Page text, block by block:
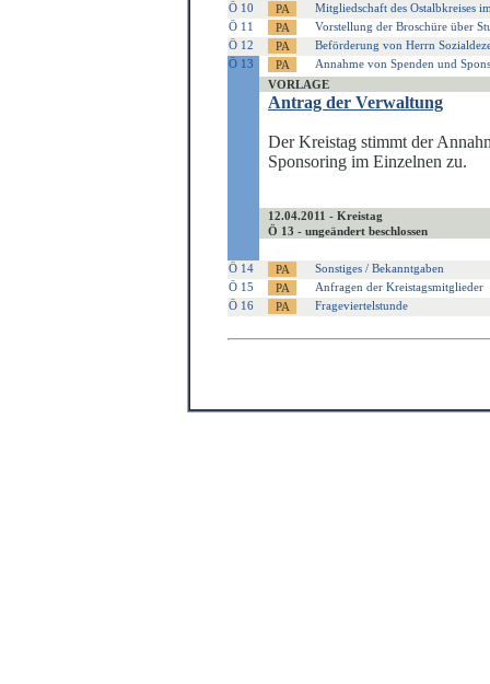
Ö 10
Mitgliedschaft des Ostalbkreises
Ö 11
Vorstellung der Broschüre über
Ö 12
Beförderung von Herrn
Ö 13
Annahme von Spenden und
VORLAGE
Antrag der Verwaltung
Der Kreistag stimmt der
Sponsoring im Einzelnen zu.
12.04.2011 - Kreistag
Ö 13 - ungeändert beschlossen
Ö 14
Sonstiges / Bekanntgaben
Ö 15
Anfragen der Kreistagsmitglieder
Ö 16
Frageviertelstunde